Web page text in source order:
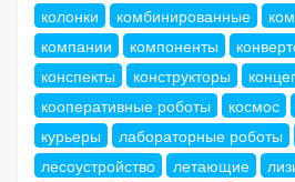
колонки
комбинированные
компании
компоненты
конспекты
конструкторы
кооперативные роботы
космос
курьеры
лабораторные роботы
лесоустройство
летающие